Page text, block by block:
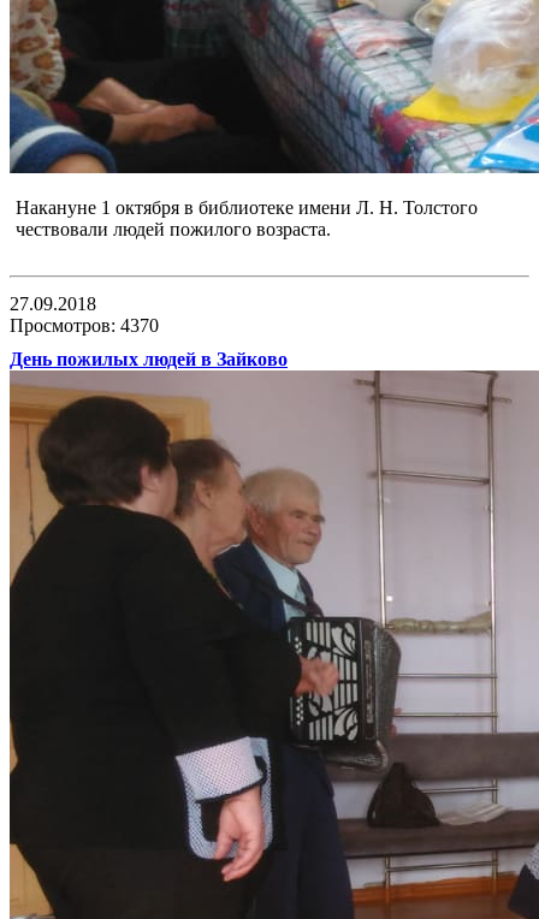
Накануне 1 октября в библиотеке имени Л. Н. Толстого
чествовали людей пожилого возраста.
27.09.2018
Просмотров: 4370
День пожилых людей в Зайково